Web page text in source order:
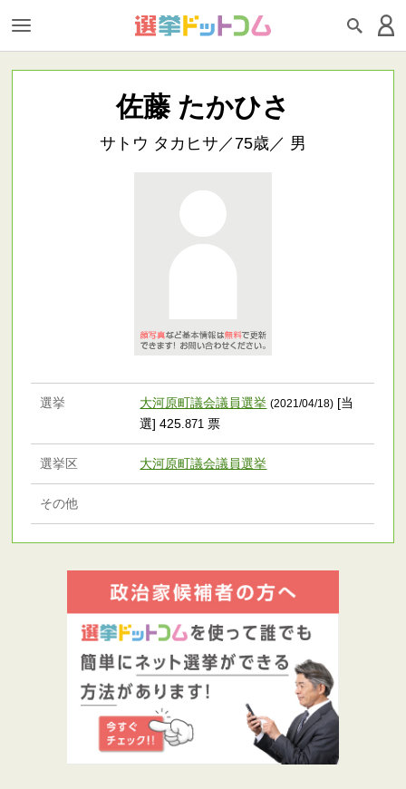
佐藤 たかひさ
サトウ タカヒサ／75歳／ 男
選挙 大河原町議会議員選挙 (2021/04/18) [当
選] 425.871 票
選挙区 大河原町議会議員選挙
その他